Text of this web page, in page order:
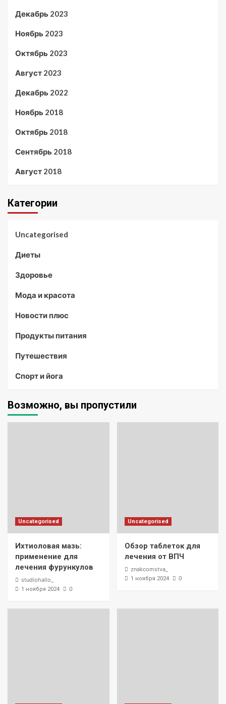
Декабрь 2023
Ноябрь 2023
Октябрь 2023
Август 2023
Декабрь 2022
Ноябрь 2018
Октябрь 2018
Сентябрь 2018
Август 2018
Категории
Uncategorised
Диеты
Здоровье
Мода и красота
Новости плюс
Продукты питания
Путешествия
Спорт и йога
Возможно, вы пропустили
Uncategorised
Ихтиоловая мазь:
применение для
лечения фурункулов
studiohallo_
1 ноября 2024 0
Uncategorised
Обзор таблеток для
лечения от ВПЧ
znakcomstva_
1 ноября 2024 0